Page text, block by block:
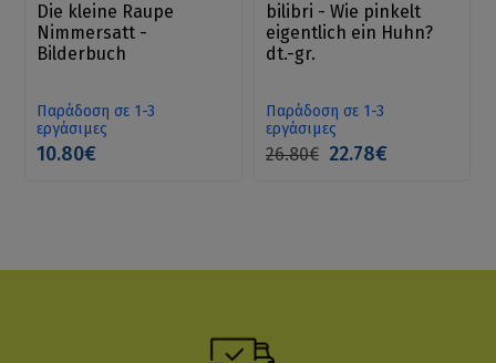
Die kleine Raupe
Nimmersatt -
Bilderbuch
Παράδοση σε 1-3
εργάσιμες
10.80€
bilibri - Wie pinkelt
eigentlich ein Huhn?
dt.-gr.
Παράδοση σε 1-3
εργάσιμες
26.80€ 22.78€